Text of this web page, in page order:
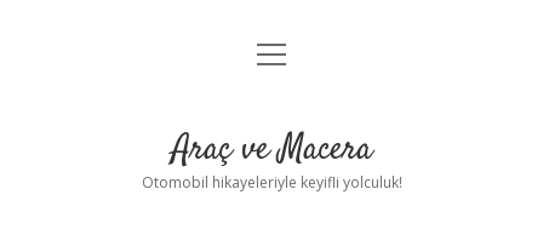
Anasayfa
Yasal Uyarı
menüyü
Araç ve Macera
Otomobil hikayeleriyle keyifli yolculuk!